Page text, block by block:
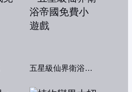
五星級仙界衛浴帝國